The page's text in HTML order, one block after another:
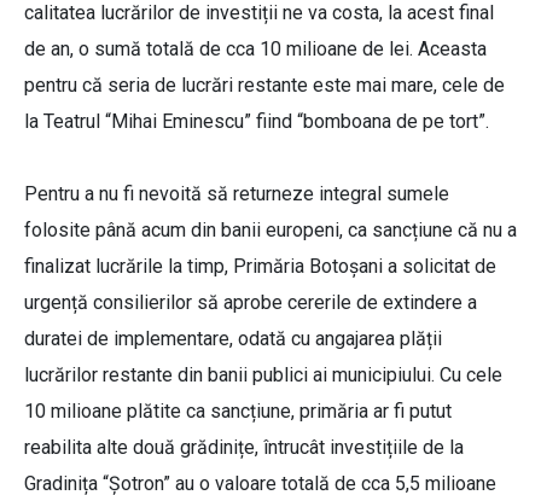
calitatea lucrărilor de investiții ne va costa, la acest final
de an, o sumă totală de cca 10 milioane de lei. Aceasta
pentru că seria de lucrări restante este mai mare, cele de
la Teatrul “Mihai Eminescu” fiind “bomboana de pe tort”.
Pentru a nu fi nevoită să returneze integral sumele
folosite până acum din banii europeni, ca sancțiune că nu a
finalizat lucrările la timp, Primăria Botoșani a solicitat de
urgență consilierilor să aprobe cererile de extindere a
duratei de implementare, odată cu angajarea plății
lucrărilor restante din banii publici ai municipiului. Cu cele
10 milioane plătite ca sancțiune, primăria ar fi putut
reabilita alte două grădinițe, întrucât investițiile de la
Gradinița “Șotron” au o valoare totală de cca 5,5 milioane